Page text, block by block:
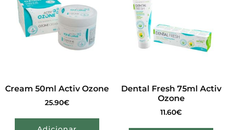
Cream 50ml Activ Ozone
25.90€
Dental Fresh 75ml Activ
Ozone
11.60€